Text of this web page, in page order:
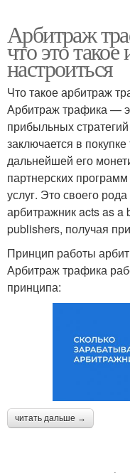
Арбитраж
что это такое
настроиться
Что такое арбитраж
Арбитраж трафика —
прибыльных
заключается в
дальнейшей его
партнерских
услуг. Это своего
арбитражник acts as a
publishers, получая
Принцип работы
Арбитраж трафика
принципа:
читать дальше →